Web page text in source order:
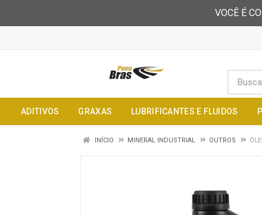
VOCÊ É
ADITIVOS GRAXAS LUBRIFICANTES E FLUIDOS
INÍCIO MINERAL INDUSTRIAL OUTROS